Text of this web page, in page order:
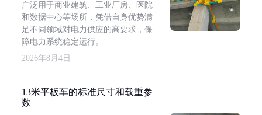
广泛用于商业建筑、工业厂房、医院
和数据中心等场所，凭借自身优势满
足不同领域对电力供应的高要求，保
障电力系统稳定运行。
2026年8月4日
13米平板车的标准尺寸和载重参
数